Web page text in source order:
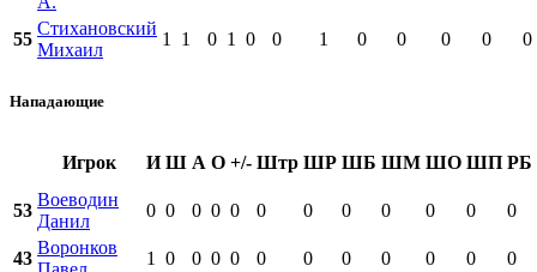
55
Стихановский
Михаил
1 1 0 1 0 0 1 0 0 0 0 0
Нападающие
Игрок И Ш А О +/- Штр ШР ШБ ШМ ШО ШП РБ
53
Воеводин
Данил
0 0 0 0 0 0 0 0 0 0 0 0
43
Воронков
1 0 0 0 0 0 0 0 0 0 0 0